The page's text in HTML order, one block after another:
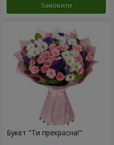
Замовити
Букет "Ти прекрасна!"